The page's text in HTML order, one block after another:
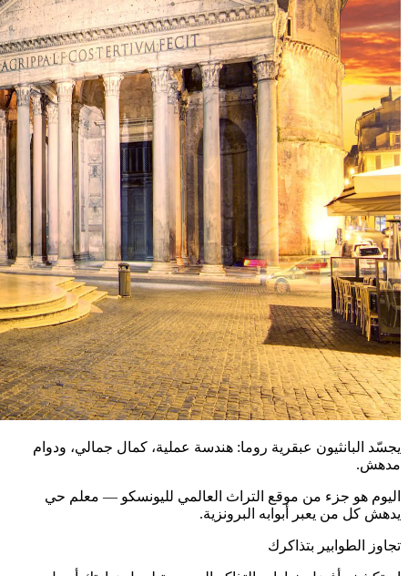
يجسّد البانثيون عبقرية روما: هندسة عملية، كمال جمالي، ودوام
مدهش.
اليوم هو جزء من موقع التراث العالمي لليونسكو — معلم حي
يدهش كل من يعبر أبوابه البرونزية.
تجاوز الطوابير بتذاكرك